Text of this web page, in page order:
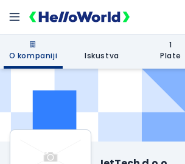
O kompaniji Iskustva
1
Plate